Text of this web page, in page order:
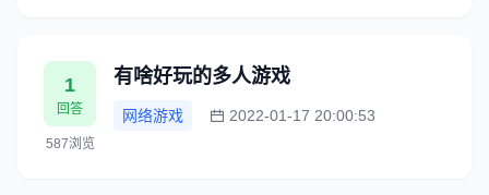
1
回答
587浏览
有啥好玩的多人游戏
网络游戏 2022-01-17 20:00:53